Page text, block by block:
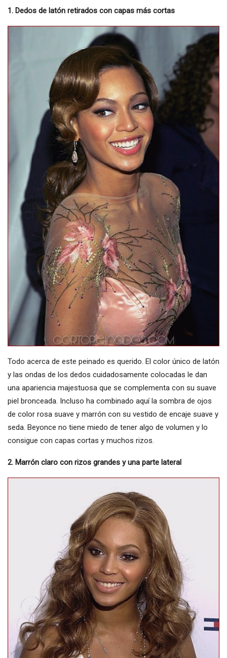
1. Dedos de latón retirados con capas más cortas
Todo acerca de este peinado es querido. El color único de latón
y las ondas de los dedos cuidadosamente colocadas le dan
una apariencia majestuosa que se complementa con su suave
piel bronceada. Incluso ha combinado aquí la sombra de ojos
de color rosa suave y marrón con su vestido de encaje suave y
seda. Beyonce no tiene miedo de tener algo de volumen y lo
consigue con capas cortas y muchos rizos.
2. Marrón claro con rizos grandes y una parte lateral